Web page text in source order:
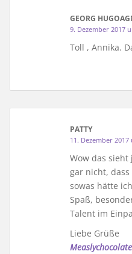
GEORG
9. Dezember 2017
Toll , Annika.
PATTY
11. Dezember
Wow das sieht
gar nicht, dass
sowas hätte
Spaß,
Talent im
Liebe Grüße